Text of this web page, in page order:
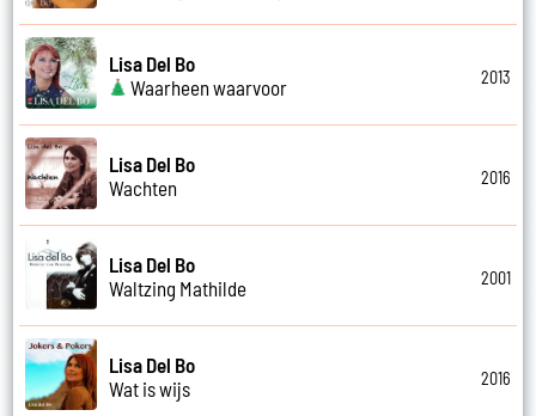
Lisa Del Bo
Waarheen waarvoor
2013
Lisa Del Bo
Wachten
2016
Lisa Del Bo
Waltzing Mathilde
2001
Lisa Del Bo
Wat is wijs
2016